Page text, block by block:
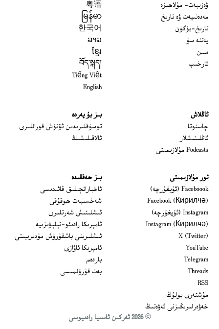
ۋەزىيەت- مۇلاھىزە
مەدەنىيەت ۋە تارىخ
تارىخ-بۈگۈن
يەتتە سۇ
سىن
ئارخىپ
粤语
မြန်မာ
한국어
ລາວ
ខ្មែរ
བོད་སྐད།
Tiếng Việt
English
ئاڭلاش
چاستوتا
ئاڭلىتىشلار
Podcasts مۇلازىمىتى
بىز بۇ يەردە
توسۇقلىرىدىن ئۆتۈش قوراللىرى
ئالاقىلىشىڭ
تور مۇلازىمىتى
Faceboook (ئۇيغۇرچە)
Opens in new window
Facebook (Кирилчә)
Opens in new window
Instagram (ئۇيغۇرچە)
Opens in new window
Instagram (Кирилчә)
Opens in new window
X (Twitter)
YouTube
Telegram
Threads
RSS
مۇشتەرى بولۇڭ
خەۋەرلىرىڭىزنى ئەۋەتىڭ
بىز ھەققىدە
ئاخباراتچىلىق قائىدىسى
شەخسىيەت ھوقۇقى
ئىشلىتىش شەرتلىرى
ئامېرىكا رادىئو-تېلېۋىزىيە
ئىشلىرىنى باشقۇرۇش مۇدىرىيىتى
ئامېرىكا ئاۋازى
ياردەم
بەت قۇرۇلمىسى
© 2026 ئەركىن ئاسىيا رادىيوسى